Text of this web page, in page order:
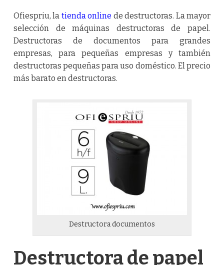
Ofiespriu, la tienda online de destructoras. La mayor
selección de máquinas destructoras de papel.
Destructoras de documentos para grandes
empresas, para pequeñas empresas y también
destructoras pequeñas para uso doméstico. El precio
más barato en destructoras.
Destructora documentos
Destructora de papel